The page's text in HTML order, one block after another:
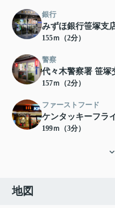
銀行
みずほ銀行笹塚支
155ｍ（2分）
警察
代々木警察署 笹塚
157ｍ（2分）
ファーストフード
ケンタッキーフラ
199ｍ（3分）
地図